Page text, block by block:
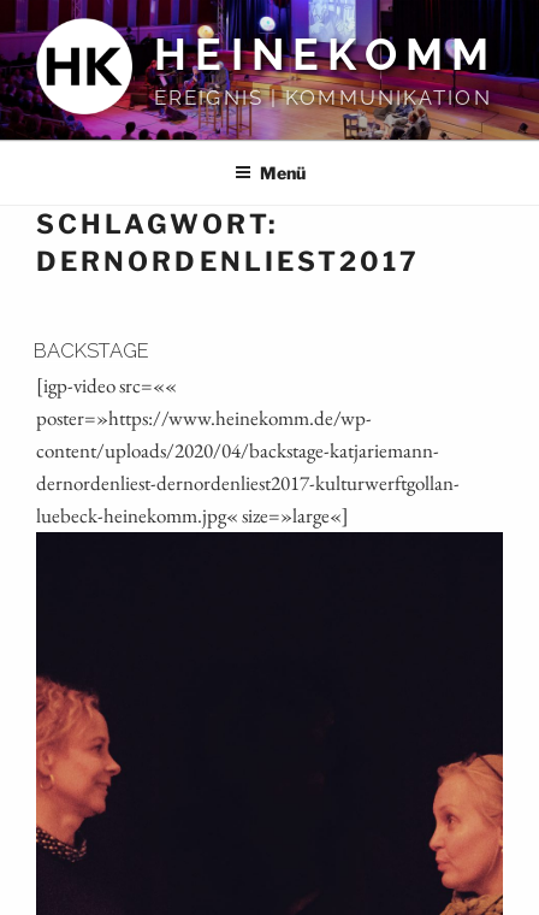
Inhalt
springen
HEINEKOMM
EREIGNIS | KOMMUNIKATION
Menü
SCHLAGWORT:
DERNORDENLIEST2017
BACKSTAGE
[igp-video src=««
poster=»https://www.heinekomm.de/wp-
content/uploads/2020/04/backstage-katjariemann-
dernordenliest-dernordenliest2017-kulturwerftgollan-
luebeck-heinekomm.jpg« size=»large«]